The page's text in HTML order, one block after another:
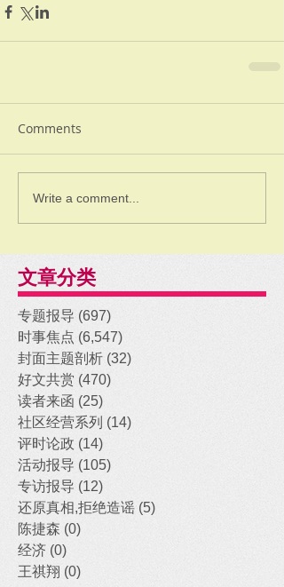
Comments
Write a comment...
文章分类
专题报导 (697)
时事焦点 (6,547)
封面主题剖析 (32)
好文共赏 (470)
读者来函 (25)
社区经营系列 (14)
评时论政 (14)
活动报导 (105)
专访报导 (12)
还原真相,拒绝造谣 (5)
陈捷森 (0)
经济 (0)
王祺翔 (0)